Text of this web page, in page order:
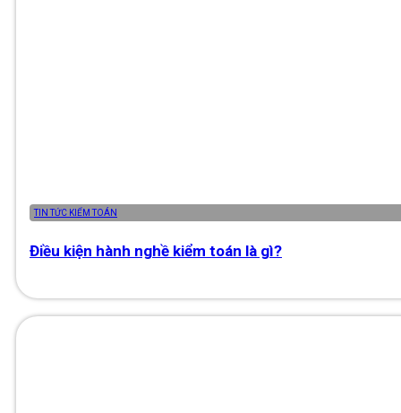
TIN TỨC KIỂM TOÁN
Điều kiện hành nghề kiểm toán là gì?